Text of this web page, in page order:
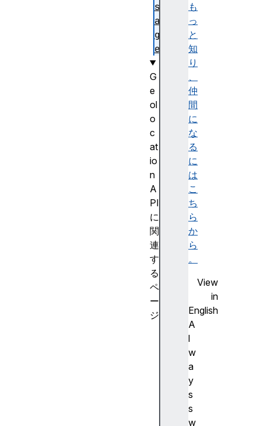
も
っ
と
知
り
、
仲
間
に
な
る
に
は
こ
ち
ら
か
ら
。
View
in
English
A
l
w
a
y
s
s
w
s
a
g
e
G
e
ol
o
c
at
io
n
A
PI
に
関
連
す
る
ペ
ー
ジ